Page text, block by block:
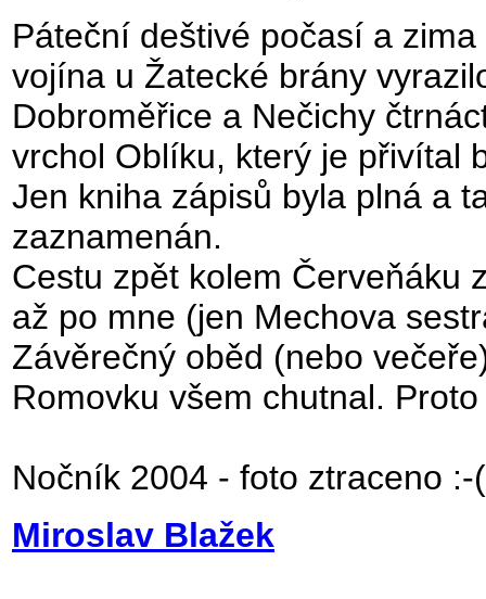
Páteční deštivé počasí a
vojína u Žatecké brány
Dobroměřice a Nečichy
vrchol Oblíku, který je přivítal
Jen kniha zápisů byla plná a
zaznamenán.
Cestu zpět kolem Červeňáku
až po mne (jen Mechova
Závěrečný oběd (nebo
Romovku všem chutnal.
Nočník 2004 - foto ztraceno :-(
Miroslav Blažek